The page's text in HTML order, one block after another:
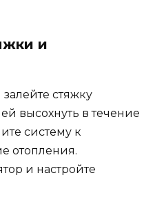
и
стяжку
высохнуть в течение
систему к
отопления.
и настройте